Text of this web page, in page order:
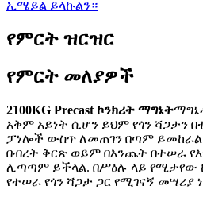
ኢሜይል ይላኩልን።
የምርት ዝርዝር
የምርት መለያዎች
2100KG Precast ኮንክሪት ማግኔት
አቅም አይነት ሲሆን ይህም የጎን ሻጋታን
ፓነሎች ውስጥ ለመጠገን በጣም
በብረት ቅርጽ ወይም በእንጨት በተሠራ
ሊጣጣም ይችላል. በሥዕሉ ላይ የሚታየው
የተሠራ የጎን ሻጋታ ጋር የሚገናኝ መሣሪያ